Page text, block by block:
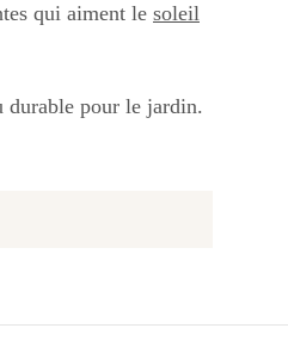
qui aiment le soleil
durable pour le jardin.